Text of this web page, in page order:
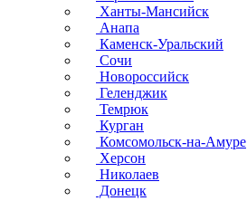
Ханты-Мансийск
Анапа
Каменск-Уральский
Сочи
Новороссийск
Геленджик
Темрюк
Курган
Комсомольск-на-Амуре
Херсон
Николаев
Донецк